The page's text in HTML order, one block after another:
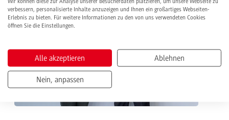
verbessern, personalisierte Inhalte anzuzeigen und Ihnen ein großartiges Webseiten-
Erlebnis zu bieten. Für weitere Informationen zu den von uns verwendeten Cookies
öffnen Sie die Einstellungen.
Alle akzeptieren Ablehnen
Nein, anpassen